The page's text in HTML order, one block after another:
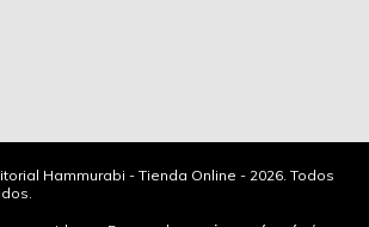
Hammurabi - Tienda Online - 2026. Todos